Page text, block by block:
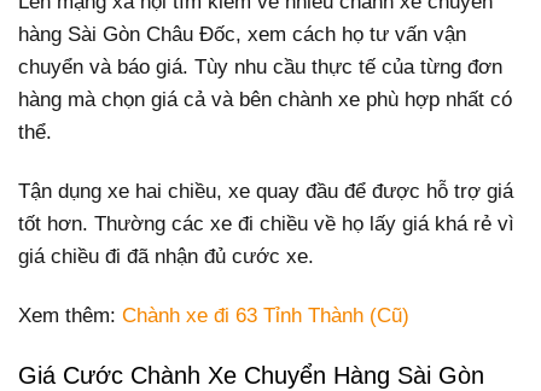
hàng Sài Gòn Châu Đốc, xem cách họ tư vấn vận
chuyển và báo giá. Tùy nhu cầu thực tế của từng đơn
hàng mà chọn giá cả và bên chành xe phù hợp nhất có
thể.
Tận dụng xe hai chiều, xe quay đầu để được hỗ trợ giá
tốt hơn. Thường các xe đi chiều về họ lấy giá khá rẻ vì
giá chiều đi đã nhận đủ cước xe.
Xem thêm: Chành xe đi 63 Tỉnh Thành (Cũ)
Giá Cước Chành Xe Chuyển Hàng Sài Gòn